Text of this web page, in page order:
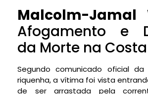
Malcolm-Jamal
Afogamento e
da Morte na
Segundo comunicado oficial
riquenha, a vítima foi vista
de ser arrastada pela